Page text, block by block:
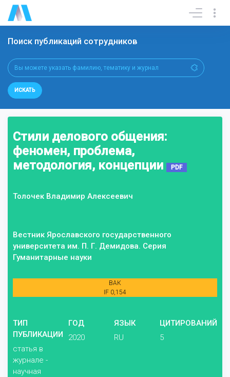
Поиск публикаций сотрудников
ИСКАТЬ
Стили делового общения:
феномен, проблема,
методология, концепции
PDF
Толочек Владимир Алексеевич
Вестник Ярославского государственного
университета им. П. Г. Демидова. Серия
Гуманитарные науки
ВАК
IF 0,154
ТИП
ПУБЛИКАЦИИ
статья в
журнале -
научная
ГОД
2020
ЯЗЫК
RU
ЦИТИРОВАНИЙ
5